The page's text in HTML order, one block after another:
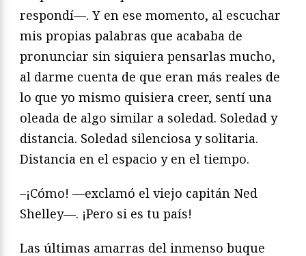
respondí—. Y en ese momento, al escuchar
mis propias palabras que acababa de
pronunciar sin siquiera pensarlas mucho,
al darme cuenta de que eran más reales de
lo que yo mismo quisiera creer, sentí una
oleada de algo similar a soledad. Soledad y
distancia. Soledad silenciosa y solitaria.
Distancia en el espacio y en el tiempo.
–¡Cómo! —exclamó el viejo capitán Ned
Shelley—. ¡Pero si es tu país!
Las últimas amarras del inmenso buque